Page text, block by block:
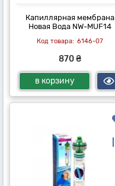
Капиллярная мембрана
Новая Вода NW-MUF14
6146-07
870 ₴
в корзину